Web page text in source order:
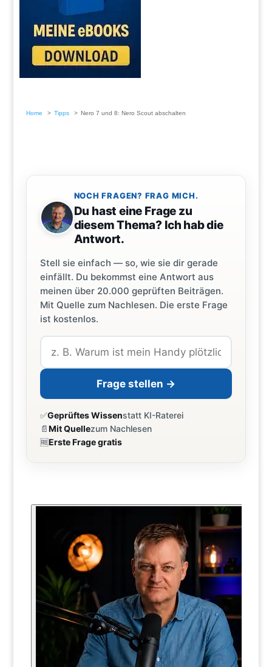
Home Tipps Nero 7 und 8: Nero Scout abschalten
NOCH FRAGEN? FRAG MICH.
Du hast eine Frage zu
diesem Thema? Ich hab die
Antwort.
Stell sie einfach — so, wie sie dir gerade
einfällt. Du bekommst eine Antwort aus
meinen über 20.000 geprüften Beiträgen.
Mit Quelle zum Nachlesen. Die erste Frage
ist kostenlos.
Frage stellen →
✅Geprüftes Wissenstatt KI-Raterei
📄Mit Quellezum Nachlesen
🆓Erste Frage gratis